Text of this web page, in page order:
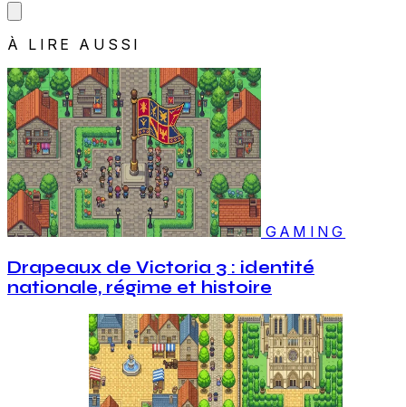
À LIRE AUSSI
GAMING
Drapeaux de Victoria 3 : identité
nationale, régime et histoire